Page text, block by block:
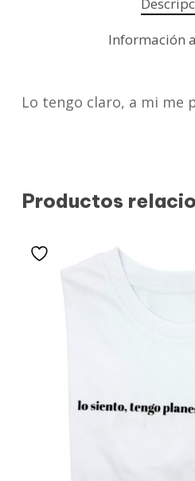
Información
Lo tengo claro, a mi me
Productos